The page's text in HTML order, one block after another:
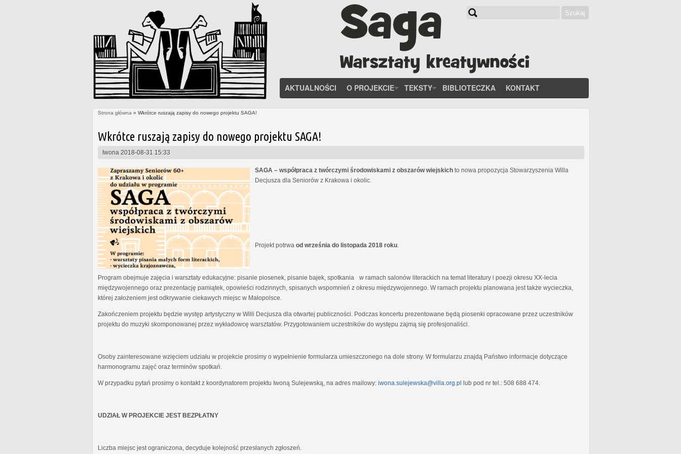
Szukaj
AKTUALNOŚCI O PROJEKCIE TEKSTY BIBLIOTECZKA KONTAKT
Strona główna » Wkrótce ruszają zapisy do nowego projektu SAGA!
Wkrótce ruszają zapisy do nowego projektu SAGA!
Iwona 2018-08-31 15:33
SAGA – współpraca z twórczymi środowiskami z obszarów wiejskich to nowa propozycja Stowarzyszenia Willa
Decjusza dla Seniorów z Krakowa i okolic.
Projekt potrwa od września do listopada 2018 roku
Program obejmuje zajęcia i warsztaty edukacyjne: pisanie piosenek, pisanie bajek, spotkania w ramach salonów literackich na temat literatury i poezji okresu XX-lecia
międzywojennego oraz prezentację pamiątek, opowieści rodzinnych, spisanych wspomnień z okresu międzywojennego. W ramach projektu planowana jest także wycieczka,
której założeniem jest odkrywanie ciekawych miejsc w Małopolsce.
Zakończeniem projektu będzie występ artystyczny w Willi Decjusza dla otwartej publiczności. Podczas koncertu prezentowane będą piosenki opracowane przez uczestników
projektu do muzyki skomponowanej przez wykładowcę warsztatów. Przygotowaniem uczestników do występu zajmą się profesjonaliści.
Osoby zainteresowane wzięciem udziału w projekcie prosimy o wypełnienie formularza umieszczonego na dole strony. W formularzu znajdą Państwo informacje dotyczące
harmonogramu zajęć oraz terminów spotkań.
W przypadku pytań prosimy o kontakt z koordynatorem projektu Iwoną Sulejewską, na adres mailowy: iwona.sulejewska@villa.org.pl lub pod nr tel.: 508 688 474.
UDZIAŁ W PROJEKCIE JEST BEZPŁATNY
Liczba miejsc jest ograniczona, decyduje kolejność przesłanych zgłoszeń.